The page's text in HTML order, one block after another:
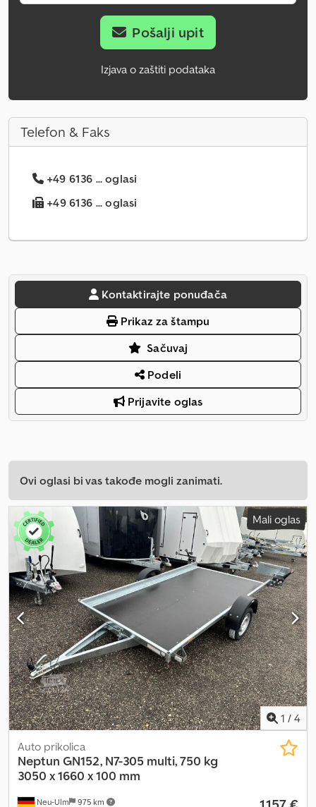
Pošalji upit
Izjava o zaštiti podataka
Telefon & Faks
+49 6136 ... oglasi
+49 6136 ... oglasi
Kontaktirajte ponuđača
Prikaz za štampu
Sačuvaj
Podeli
Prijavite oglas
Ovi oglasi bi vas takođe mogli zanimati.
Mali oglas
1 / 4
Neu-Ulm 975 km
Auto prikolica
Neptun GN152, N7-305 multi, 750 kg
3050 x 1660 x 100 mm